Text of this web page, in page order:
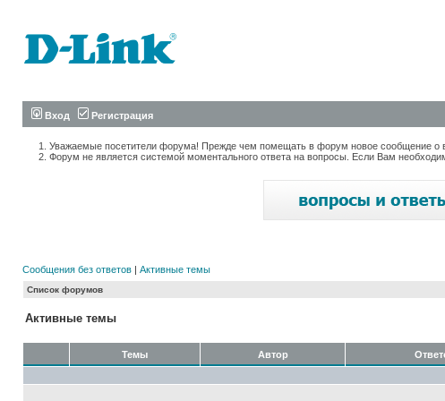
Вход Регистрация
Уважаемые посетители форума! Прежде чем помещать в форум новое сообщение о
Форум не является системой моментального ответа на вопросы. Если Вам
Сообщения без ответов | Активные темы
Список форумов
Активные темы
Темы Автор